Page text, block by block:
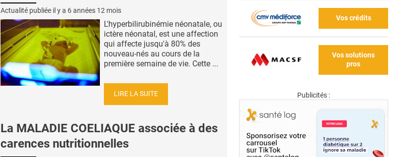
Actualité publiée il y a 6 années 12 mois
L'hyperbilirubinémie néonatale, ou
ictère néonatal, est une affection
qui affecte jusqu'à 80% des
nouveau-nés au cours de la
première semaine de vie. Cette ...
LIRE LA SUITE
La MALADIE COELIAQUE associée à des
carences nutritionnelles
Vos crédits
Vos solutions
pros
Publicités :